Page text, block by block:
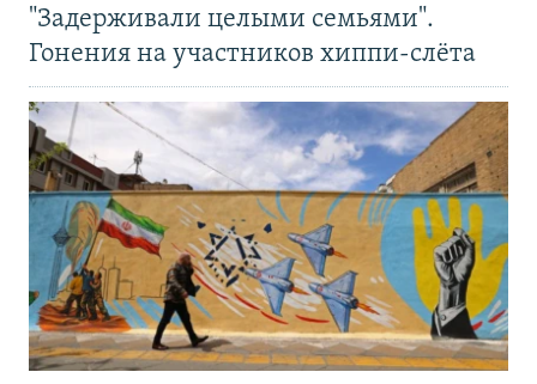
"Задерживали целыми семьями".
Гонения на участников хиппи-слёта